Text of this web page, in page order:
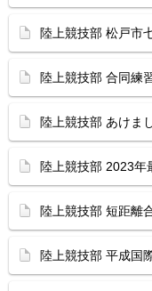
陸上競技部 松戸市
陸上競技部 合同練
陸上競技部 あけま
陸上競技部 2023年
陸上競技部 短距離
陸上競技部 平成国